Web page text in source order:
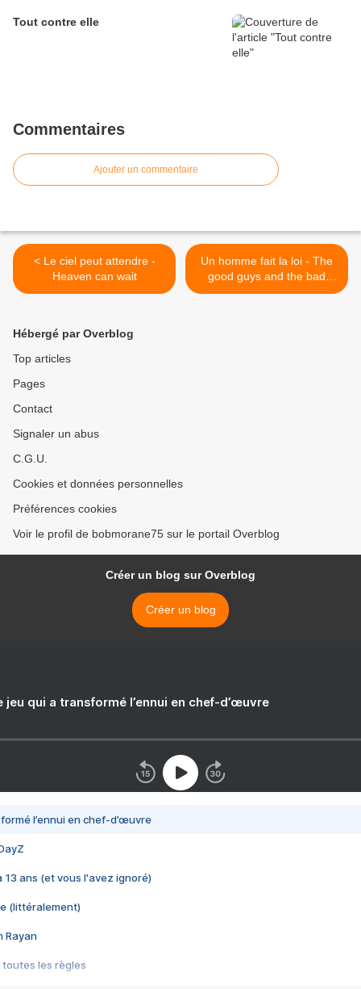
Tout contre elle
Commentaires
Ajouter un commentaire
< Le ciel peut attendre -
Heaven can wait
Un homme fait la loi - The
good guys and the bad
guys >
Hébergé par Overblog
Top articles
Pages
Contact
Signaler un abus
C.G.U.
Cookies et données personnelles
Préférences cookies
Voir le profil de bobmorane75 sur le portail Overblog
Créer un blog sur Overblog
Créer un blog
jeu qui a transformé l’ennui en chef-d’œuvre
l’ennui en chef-d’œuvre
13 ans (et vous l'avez ignoré)
(littéralement)
Rayan
toutes les règles